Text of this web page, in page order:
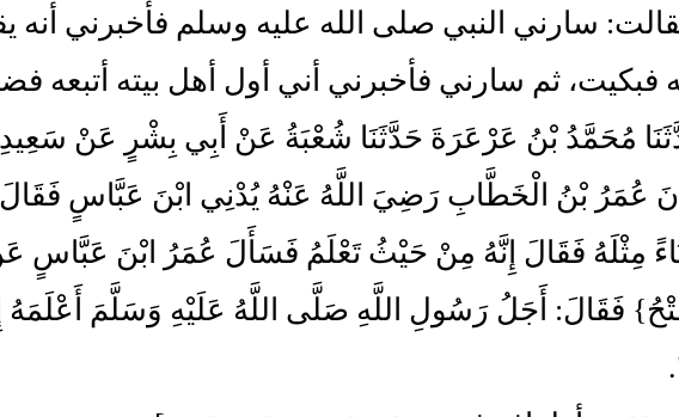
"فقالت: سارني النبي صلى الله عليه وسلم فأخبرني
فبكيت، ثم سارني فأخبرني أني أول أهل بيته أتبعه
حَدَّثَنَا مُحَمَّدُ بْنُ عَرْعَرَةَ حَدَّثَنَا شُعْبَةُ عَنْ أَبِي بِشْرٍ عَنْ
عُمَرُ بْنُ الْخَطَّابِ رَضِيَ اللَّهُ عَنْهُ يُدْنِي ابْنَ عَبَّاسٍ
مِثْلَهُ فَقَالَ إِنَّهُ مِنْ حَيْثُ تَعْلَمُ فَسَأَلَ عُمَرُ ابْنَ عَبَّاسٍ
فَقَالَ: أَجَلُ رَسُولِ اللَّهِ صَلَّى اللَّهُ عَلَيْهِ وَسَلَّمَ أَعْلَمَهُ